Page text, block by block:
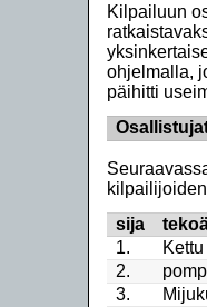
Kilpailuun
ohjelmalla,
päihitti
sija
1.
Kettu
2.
3.